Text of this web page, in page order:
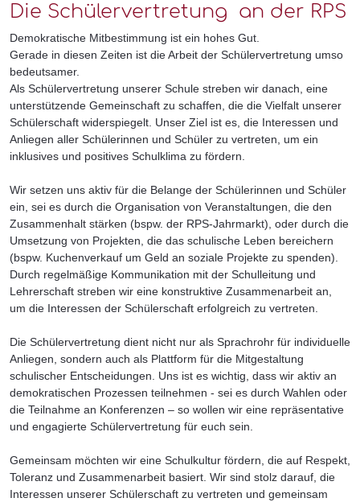
Die Schülervertretung an der RPS
Demokratische Mitbestimmung ist ein hohes Gut.
Gerade in diesen Zeiten ist die Arbeit der Schülervertretung umso
bedeutsamer.
Als Schülervertretung unserer Schule streben wir danach, eine
unterstützende Gemeinschaft zu schaffen, die die Vielfalt unserer
Schülerschaft widerspiegelt. Unser Ziel ist es, die Interessen und
Anliegen aller Schülerinnen und Schüler zu vertreten, um ein
inklusives und positives Schulklima zu fördern.
Wir setzen uns aktiv für die Belange der Schülerinnen und Schüler
ein, sei es durch die Organisation von Veranstaltungen, die den
Zusammenhalt stärken (bspw. der RPS-Jahrmarkt), oder durch die
Umsetzung von Projekten, die das schulische Leben bereichern
(bspw. Kuchenverkauf um Geld an soziale Projekte zu spenden).
Durch regelmäßige Kommunikation mit der Schulleitung und
Lehrerschaft streben wir eine konstruktive Zusammenarbeit an,
um die Interessen der Schülerschaft erfolgreich zu vertreten.
Die Schülervertretung dient nicht nur als Sprachrohr für individuelle
Anliegen, sondern auch als Plattform für die Mitgestaltung
schulischer Entscheidungen. Uns ist es wichtig, dass wir aktiv an
demokratischen Prozessen teilnehmen - sei es durch Wahlen oder
die Teilnahme an Konferenzen – so wollen wir eine repräsentative
und engagierte Schülervertretung für euch sein.
Gemeinsam möchten wir eine Schulkultur fördern, die auf Respekt,
Toleranz und Zusammenarbeit basiert. Wir sind stolz darauf, die
Interessen unserer Schülerschaft zu vertreten und gemeinsam